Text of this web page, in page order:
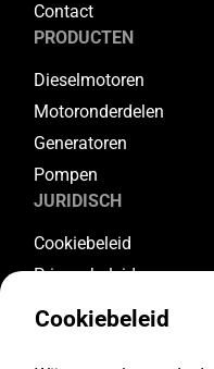
Contact
PRODUCTEN
Dieselmotoren
Motoronderdelen
Generatoren
Pompen
JURIDISCH
Cookiebeleid
Privacybeleid
Algemene voorwaarden
Cookiebeleid